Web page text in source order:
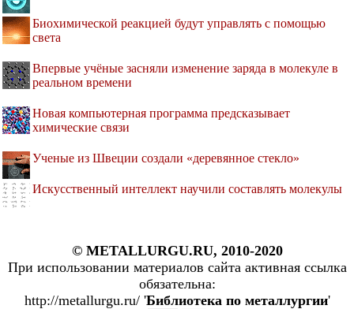
Биохимической реакцией будут управлять с помощью
света
Впервые учёные засняли изменение заряда в молекуле в
реальном времени
Новая компьютерная программа предсказывает
химические связи
Ученые из Швеции создали «деревянное стекло»
Искусственный интеллект научили составлять молекулы
© METALLURGU.RU, 2010-2020
При использовании материалов сайта активная ссылка
обязательна:
http://metallurgu.ru/ 'Библиотека по металлургии'